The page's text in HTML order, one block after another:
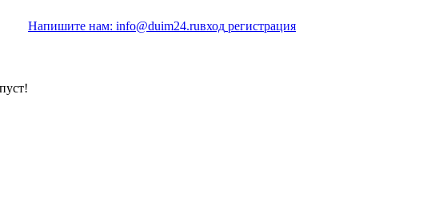
Напишите нам: info@duim24.ruвход регистрация